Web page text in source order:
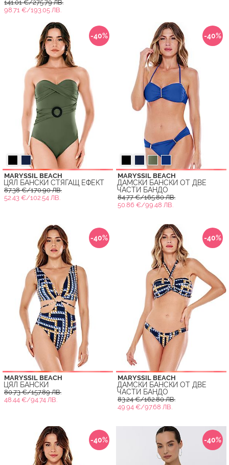
141.01 €/275.79 ЛВ.
98.71 €/193.05 ЛВ.
-40%
MARYSSIL BEACH
ЦЯЛ БАНСКИ СТЯГАЩ ЕФЕКТ
87.38 €/170.90 ЛВ.
52.43 €/102.54 ЛВ.
-40%
MARYSSIL BEACH
ДАМСКИ БАНСКИ ОТ ДВЕ
ЧАСТИ БАНДО
84.77 €/165.80 ЛВ.
50.86 €/99.48 ЛВ.
-40%
MARYSSIL BEACH
ЦЯЛ БАНСКИ
80.73 €/157.89 ЛВ.
48.44 €/94.74 ЛВ.
-40%
MARYSSIL BEACH
ДАМСКИ БАНСКИ ОТ ДВЕ
ЧАСТИ БАНДО
83.24 €/162.80 ЛВ.
49.94 €/97.68 ЛВ.
-40% -40%